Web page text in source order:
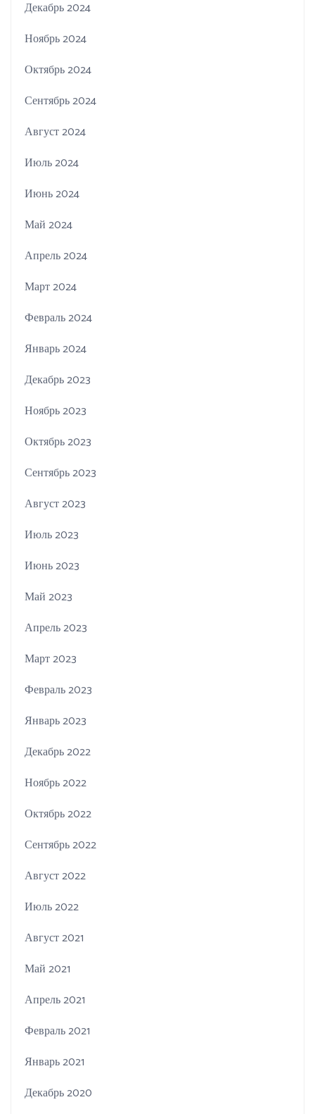
Декабрь 2024
Ноябрь 2024
Октябрь 2024
Сентябрь 2024
Август 2024
Июль 2024
Июнь 2024
Май 2024
Апрель 2024
Март 2024
Февраль 2024
Январь 2024
Декабрь 2023
Ноябрь 2023
Октябрь 2023
Сентябрь 2023
Август 2023
Июль 2023
Июнь 2023
Май 2023
Апрель 2023
Март 2023
Февраль 2023
Январь 2023
Декабрь 2022
Ноябрь 2022
Октябрь 2022
Сентябрь 2022
Август 2022
Июль 2022
Август 2021
Май 2021
Апрель 2021
Февраль 2021
Январь 2021
Декабрь 2020